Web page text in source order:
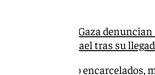
de la Flotilla por Gaza
por parte de Israel tras su
estos «han sido